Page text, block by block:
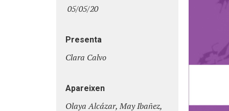
05/05/20
Presenta
Clara Calvo
Apareixen
Olaya Alcázar, May Ibañez,